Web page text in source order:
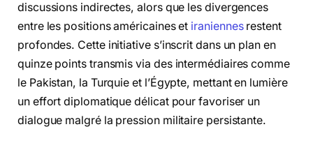
discussions indirectes, alors que les divergences
entre les positions américaines et iraniennesrestent
profondes. Cette initiative s’inscrit dans un plan en
quinze points transmis via des intermédiaires comme
le Pakistan, la Turquie et l’Égypte, mettant en lumière
un effort diplomatique délicat pour favoriser un
dialogue malgré la pression militaire persistante.